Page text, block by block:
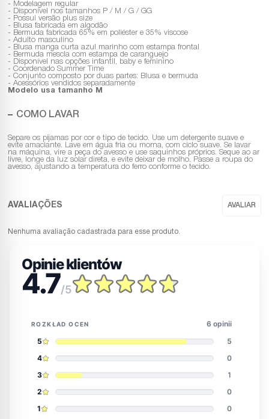
- Modelagem regular
- Disponível nos tamanhos P / M / G / GG
- Possui versão plus size
- Blusa fabricada em algodão
- Bermuda fabricada 65% em poliéster e 35% viscose
- Adulto masculino
- Blusa manga curta azul marinho com estampa frontal
- Bermuda mescla com estampa de caranguejo
- Disponível nas opções infantil, baby e feminino
- Coordenado Summer Time
- Conjunto composto por duas partes: Blusa e bermuda
- Acessórios vendidos separadamente
Modelo usa tamanho M
COMO LAVAR
Separe os pijamas por cor e tipo de tecido. Use um detergente suave e
evite amaciante. Lave em água fria ou morna, com ciclo suave. Se lavar
na máquina, vire a peça do avesso e use saquinhos próprios. Seque ao ar
livre, longe da luz solar direta, e evite deixar de molho. Passe a roupa do
avesso, ajustando a temperatura do ferro conforme o tecido.
Nenhuma avaliação cadastrada para esse produto.